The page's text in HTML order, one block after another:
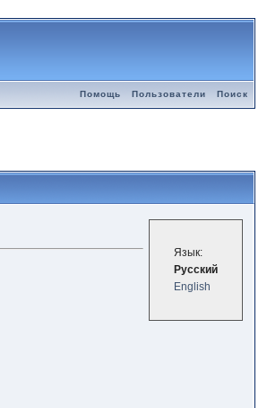
Помощь Пользователи Поиск
Язык:
Русский
English